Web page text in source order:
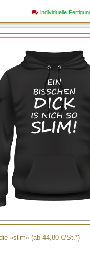
individuelle
»slim« (ab 44,80 €/St.*)